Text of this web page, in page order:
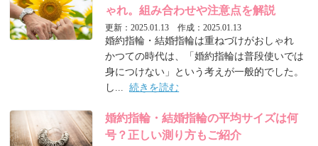
ゃれ。組み合わせや注意点を解説
更新：2025.01.13 作成：2025.01.13
婚約指輪・結婚指輪は重ねづけがおしゃれ
かつての時代は、「婚約指輪は普段使いでは
身につけない」という考えが一般的でした。
し...続きを読む
婚約指輪・結婚指輪の平均サイズは何
号？正しい測り方もご紹介